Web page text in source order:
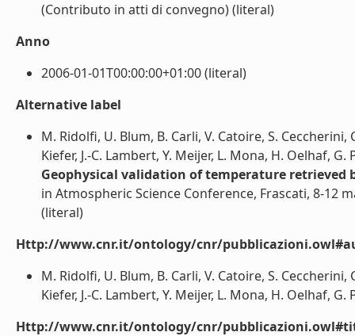
(Contributo in atti di convegno) (literal)
Anno
2006-01-01T00:00:00+01:00 (literal)
Alternative label
M. Ridolfi, U. Blum, B. Carli, V. Catoire, S.
Kiefer, J.-C. Lambert, Y. Meijer, L. Mona, H. Oelhaf,
Geophysical validation of temperature retrieved
in Atmospheric Science Conference, Frascati, 8-12
(literal)
Http://www.cnr.it/ontology/cnr/
M. Ridolfi, U. Blum, B. Carli, V. Catoire, S.
Kiefer, J.-C. Lambert, Y. Meijer, L. Mona, H. Oelhaf,
Http://www.cnr.it/ontology/cnr/